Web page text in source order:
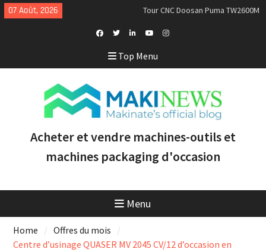
Skip
to
07 Août, 2026
Tour CNC Doosan Puma TW2600M
Nous achetons des tours Mazak
contrôle Smooth et de la
CNC idéal pour augmenter la
productivité et la rentabilité
Facebook
TwitterLinkedin
Profile
Youtube
Top Menu
Acheter et vendre machines-outils et
machines packaging d'occasion
Menu
Home
Offres du mois
Centre d’usinage QUASER MV 2045 CV/12 d’occasion en